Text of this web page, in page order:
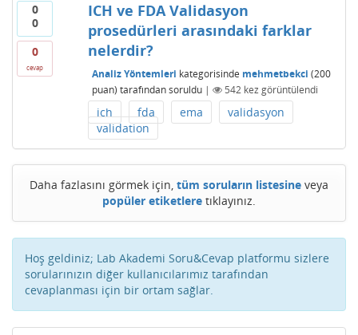
0
0
0
cevap
ICH ve FDA Validasyon
prosedürleri arasındaki farklar
nelerdir?
Analiz Yöntemleri kategorisinde mehmetbekci (200
puan) tarafından soruldu | 542kez görüntülendi
ich fda ema
validasyon
validation
Daha fazlasını görmek için, tüm soruların listesine veya
popüler etiketlere tıklayınız.
Hoş geldiniz; Lab Akademi Soru&Cevap platformu sizlere
sorularınızın diğer kullanıcılarımız tarafından
cevaplanması için bir ortam sağlar.